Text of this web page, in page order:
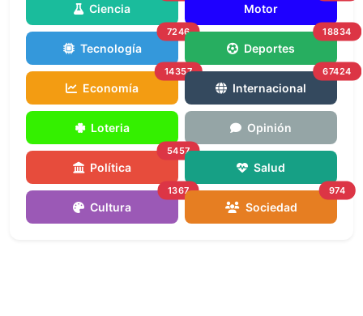
Ciencia Motor
Tecnología
7246
Deportes
18834
Economía
14357
Internacional
67424
Loteria Opinión
Política
5457
Salud
Cultura
1367
Sociedad
974